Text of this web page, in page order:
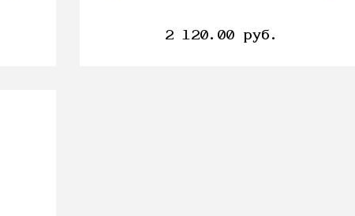
2 120.00 руб.